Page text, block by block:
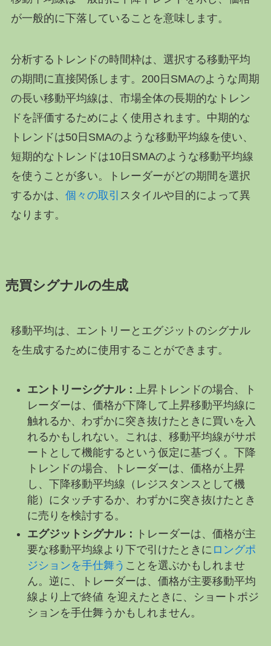
が一般的に下落していることを意味します。
分析するトレンドの時間枠は、選択する移動平均
の期間に直接関係します。200日SMAのような周期
の長い移動平均線は、市場全体の長期的なトレン
ドを評価するためによく使用されます。中期的な
トレンドは50日SMAのような移動平均線を使い、
短期的なトレンドは10日SMAのような移動平均線
を使うことが多い。トレーダーがどの期間を選択
するかは、 個々の取引 スタイルや目的によって異
なります。
売買シグナルの生成
移動平均は、エントリーとエグジットのシグナル
を生成するために使用することができます。
エントリーシグナル：
上昇トレンドの場合、ト
レーダーは、価格が下降して上昇移動平均線に
触れるか、わずかに突き抜けたときに買いを入
れるかもしれない。これは、移動平均線がサポ
ートとして機能するという仮定に基づく。下降
トレンドの場合、トレーダーは、価格が上昇
し、下降移動平均線（レジスタンスとして機
能）にタッチするか、わずかに突き抜けたとき
に売りを検討する。
エグジットシグナル：
トレーダーは、価格が主
要な移動平均線より下で引けたときに ロングポ
ジションを手仕舞う ことを選ぶかもしれませ
ん。逆に、トレーダーは、価格が主要移動平均
線より上で終値 を迎えたときに、ショートポジ
ションを手仕舞うかもしれません。